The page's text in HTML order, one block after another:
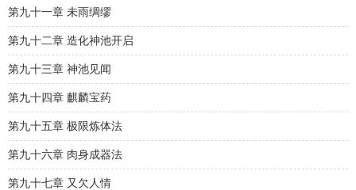
第九十一章 未雨绸缪
第九十二章 造化神池开启
第九十三章 神池见闻
第九十四章 麒麟宝药
第九十五章 极限炼体法
第九十六章 肉身成器法
第九十七章 又欠人情